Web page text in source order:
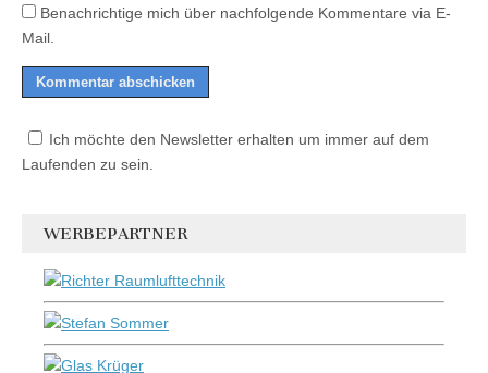
Benachrichtige mich über nachfolgende Kommentare via E-
Mail.
Ich möchte den Newsletter erhalten um immer auf dem
Laufenden zu sein.
WERBEPARTNER